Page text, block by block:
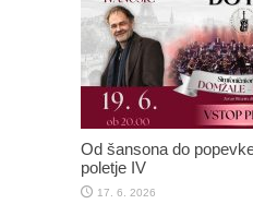
Od šansona do
poletje IV
17. 6. 2026